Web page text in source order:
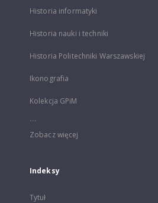
Historia informatyki
Historia nauki i techniki
Historia Politechniki Warszawskiej
Ikonografia
Kolekcja GPiM
...
Zobacz więcej
Indeksy
Tytuł